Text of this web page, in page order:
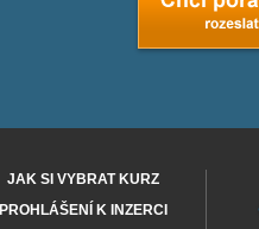
JAK SI VYBRAT KURZ
PROHLÁŠENÍ K INZERCI